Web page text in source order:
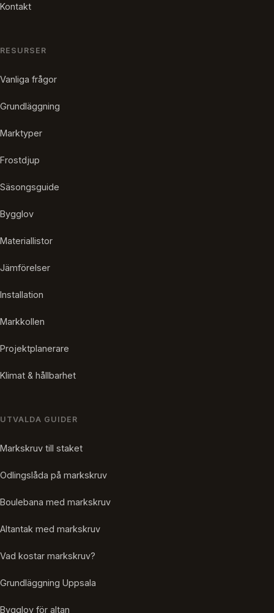
Kontakt
RESURSER
Vanliga frågor
Grundläggning
Marktyper
Frostdjup
Säsongsguide
Bygglov
Materiallistor
Jämförelser
Installation
Markkollen
Projektplanerare
Klimat & hållbarhet
UTVALDA GUIDER
Markskruv till staket
Odlingslåda på markskruv
Boulebana med markskruv
Altantak med markskruv
Vad kostar markskruv?
Grundläggning Uppsala
Bygglov för altan